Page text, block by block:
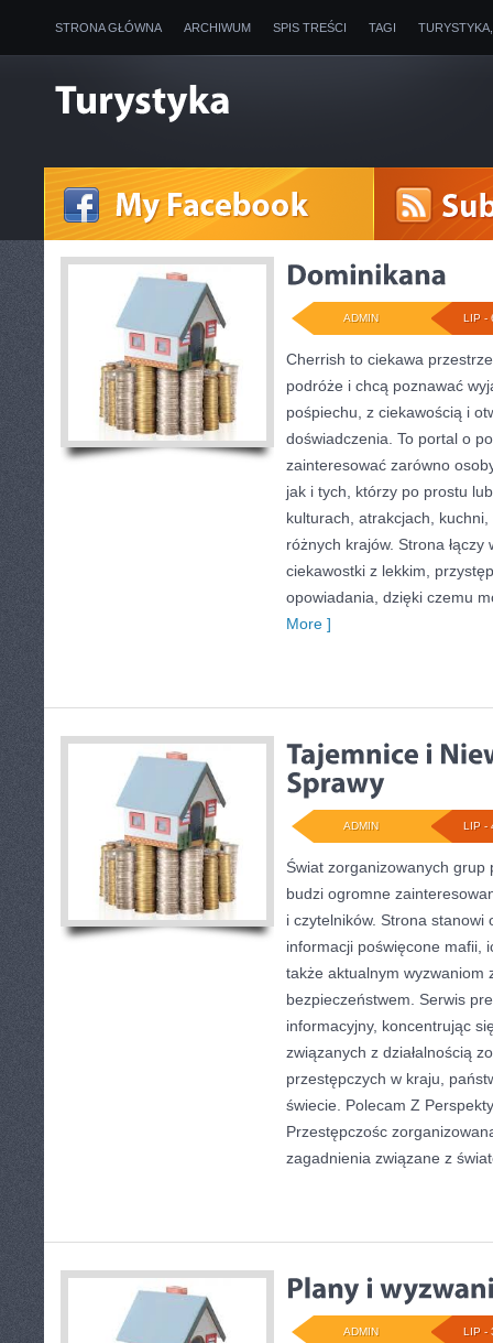
STRONA GŁÓWNA ARCHIWUM SPIS TREŚCI TAGI
LIP -
ADMIN
Cherrish to ciekawa
podróże i chcą poznawać
pośpiechu, z ciekawością i
doświadczenia. To portal o
zainteresować zarówno
jak i tych, którzy po prostu
kulturach, atrakcjach,
różnych krajów. Strona
ciekawostki z lekkim,
opowiadania, dzięki czemu
More ]
LIP -
ADMIN
Świat zorganizowanych grup
budzi ogromne
i czytelników. Strona stanowi
informacji poświęcone mafii,
także aktualnym wyzwaniom
bezpieczeństwem. Serwis
informacyjny, koncentrując
związanych z działalnością
przestępczych w kraju,
świecie. Polecam Z
Przestępczośc
zagadnienia związane z
LIP -
ADMIN